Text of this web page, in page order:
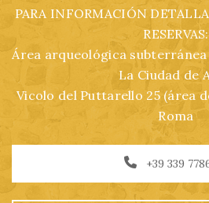
PARA INFORMACIÓN
RESERVAS:
Área arqueológica
La Ciudad de
Vicolo del Puttarello 25 (área
Roma
+39 339